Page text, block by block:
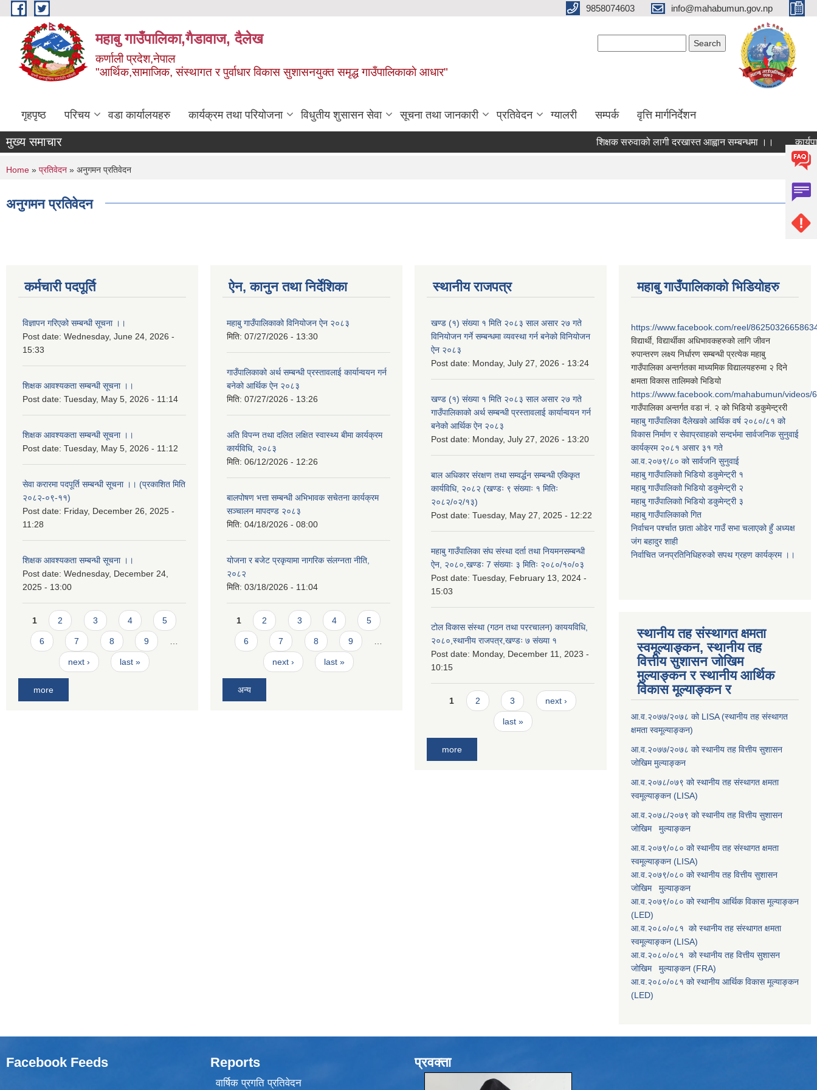
Skip to main content 9858074603 info@mahabumun.gov.np
महाबु गाउँपालिका,गैडावाज, दैलेख
कर्णाली प्रदेश,नेपाल
"आर्थिक,सामाजिक, संस्थागत र पुर्वाधार विकास सुशासनयुक्त समृद्ध गाउँपालिकाकाे आधार"
गृहपृष्ठ परिचय वडा कार्यालयहरु कार्यक्रम तथा परियोजना विधुतीय शुसासन सेवा सूचना तथा जानकारी प्रतिवेदन ग्यालरी सम्पर्क वृत्ति मार्गनिर्देशन
मुख्य समाचार शिक्षक सरुवाको लागी दरखास्त आह्वान सम्बन्धमा ।।
You are here
Home » प्रतिवेदन » अनुगमन प्रतिवेदन
अनुगमन प्रतिवेदन
कर्मचारी पदपूर्ति
विज्ञापन गरिएको सम्बन्धी सूचना ।।
Post date: Wednesday, June 24, 2026 -
15:33
शिक्षक आवश्यकता सम्बन्धी सूचना ।।
Post date: Tuesday, May 5, 2026 - 11:14
शिक्षक आवश्यकता सम्बन्धी सूचना ।।
Post date: Tuesday, May 5, 2026 - 11:12
सेवा करारमा पदपूर्ति सम्बन्धी सूचना ।। (प्रकाशित मिति
२०८२-०९-११)
Post date: Friday, December 26, 2025 -
11:28
शिक्षक आवश्यकता सम्बन्धी सूचना ।।
Post date: Wednesday, December 24,
2025 - 13:00
Pages
1 2 3 4 5
6 7 8 9
next › last »
more
ऐन, कानुन तथा निर्देशिका
महाबु गाउँपालिकाको विनियोजन ऐन २०८३
मिति: 07/27/2026 - 13:30
गाउँपालिकाको अर्थ सम्बन्धी प्रस्तावलाई कार्यान्वयन गर्न
बनेको आर्थिक ऐन २०८३
मिति: 07/27/2026 - 13:26
अति विपन्न तथा दलित लक्षित स्वास्थ्य बीमा कार्यक्रम
कार्यविधि, २०८३
मिति: 06/12/2026 - 12:26
बालपोषण भत्ता सम्बन्धी अभिभावक सचेतना कार्यक्रम
सञ्चालन मापदण्ड २०८३
मिति: 04/18/2026 - 08:00
योजना र बजेट प्रकृयामा नागरिक संलग्नता नीति,
२०८२
मिति: 03/18/2026 - 11:04
Pages
1 2 3 4 5
6 7 8 9
next › last »
अन्य
स्थानीय राजपत्र
खण्ड (१) संख्या १ मिति २०८३ साल असार २७ गते
विनियोजन गर्ने सम्बन्धमा व्यवस्था गर्न बनेको विनियोजन
ऐन २०८३
Post date: Monday, July 27, 2026 - 13:24
खण्ड (१) संख्या १ मिति २०८३ साल असार २७ गते
गाउँपालिकाको अर्थ सम्बन्धी प्रस्तावलाई कार्यान्वयन गर्न
बनेको आर्थिक ऐन २०८३
Post date: Monday, July 27, 2026 - 13:20
बाल अधिकार संरक्षण तथा सम्वर्द्धन सम्बन्धी एकिकृत
कार्यविधि, २०८२ (खण्डः ९ संख्याः १ मितिः
२०८२/०२/१३)
Post date: Tuesday, May 27, 2025 - 12:22
महाबु गाउँपालिका संघ संस्था दर्ता तथा नियमनसम्बन्धी
ऐन, २०८०,खण्डः 7 संख्याः ३ मितिः २०८०/१०/०३
Post date: Tuesday, February 13, 2024 -
15:03
टोल विकास संस्था (गठन तथा पररचालन) काययविधि,
२०८०,स्थानीय राजपत्र,खण्डः ७ संख्या १
Post date: Monday, December 11, 2023 -
10:15
Pages
1 2 3 next ›
last »
more
महाबु गाउँपालिकाको भिडियोहरु
https://www.facebook.com/reel/
विद्यार्थी, विद्यार्थीका अधिभावकहरुको लागि जीवन
रुपान्तरण लक्ष्य निर्धारण सम्बन्धी प्रत्येक महाबु
गाउँपालिका अन्तर्गतका माध्यमिक विद्यालयहरुमा २ दिने
क्षमता विकास तालिमको भिडियो
https://www.facebook.com/mahabumun/videos/
गाउँपालिका अन्तर्गत वडा नं. २ को भिडियो डकुमेन्ट्ररी
महाबु गाउँपालिका दैलेखको आर्थिक वर्ष २०८०/८१ को
विकास निर्माण र सेवाप्रवाहको सन्दर्भमा सार्वजनिक सुनुवाई
कार्यक्रम २०८१ असार ३१ गते
आ.व.२०७९/८० को सार्वजनि सुनुवाई
महाबु गाउँपालिकाो भिडियो डकुमेन्ट्री १
महाबु गाउँपालिकाो भिडियो डकुमेन्ट्री २
महाबु गाउँपालिकाो भिडियो डकुमेन्ट्री ३
महाबु गाउँपालिकाको गित
निर्वाचन पर्श्चात छाता ओडेर गाउँ सभा चलाएको हुँ अध्यक्ष
जंग बहादुर शाही
निर्वाचित जनप्रतिनिधिहरुको सपथ ग्रहण कार्यक्रम ।।
स्थानीय तह संस्थागत क्षमता
स्वमूल्याङ्कन, स्थानीय तह
वित्तीय सुशासन जोखिम
मुल्याङ्कन र स्थानीय आर्थिक
विकास मूल्याङ्कन र
आ.व.२०७७/२०७८ को LISA (स्थानीय तह संस्थागत
क्षमता स्वमूल्याङ्कन)
आ.व.२०७७/२०७८ को स्थानीय तह वित्तीय सुशासन
जोखिम मुल्याङ्कन
आ.व.२०७८/०७९ को स्थानीय तह संस्थागत क्षमता
स्वमूल्याङ्कन (LISA)
आ.व.२०७८/२०७९ को स्थानीय तह वित्तीय सुशासन
जोखिम मुल्याङ्कन
आ.व.२०७९/०८० को स्थानीय तह संस्थागत क्षमता
स्वमूल्याङ्कन (LISA)
आ.व.२०७९/०८० को स्थानीय तह वित्तीय सुशासन
जोखिम मुल्याङ्कन
आ.व.२०७९/०८० को स्थानीय आर्थिक विकास मूल्याङ्कन
(LED)
आ.व.२०८०/०८१ को स्थानीय तह संस्थागत क्षमता
स्वमूल्याङ्कन (LISA)
आ.व.२०८०/०८१ को स्थानीय तह वित्तीय सुशासन
जोखिम मुल्याङ्कन (FRA)
आ.व.२०८०/०८१ को स्थानीय आर्थिक विकास मूल्याङ्कन
(LED)
Facebook Feeds Reports
वार्षिक प्रगति प्रतिवेदन
प्रवक्ता